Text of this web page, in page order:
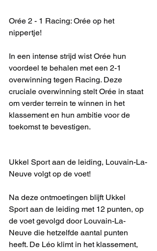
Orée 2 - 1 Racing: Orée op het
nippertje!
In een intense strijd wist Orée hun
voordeel te behalen met een 2-1
overwinning tegen Racing. Deze
cruciale overwinning stelt Orée in staat
om verder terrein te winnen in het
klassement en hun ambitie voor de
toekomst te bevestigen.
Ukkel Sport aan de leiding, Louvain-La-
Neuve volgt op de voet!
Na deze ontmoetingen blijft Ukkel
Sport aan de leiding met 12 punten, op
de voet gevolgd door Louvain-La-
Neuve die hetzelfde aantal punten
heeft. De Léo klimt in het klassement,